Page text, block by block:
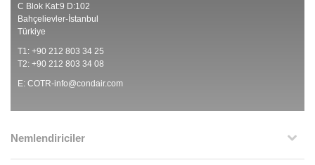
C Blok Kat:9 D:102
Bahçelievler-İstanbul
Türkiye
T1: +90 212 803 34 25
T2: +90 212 803 34 08
E: COTR-info@condair.com
Nemlendiriciler